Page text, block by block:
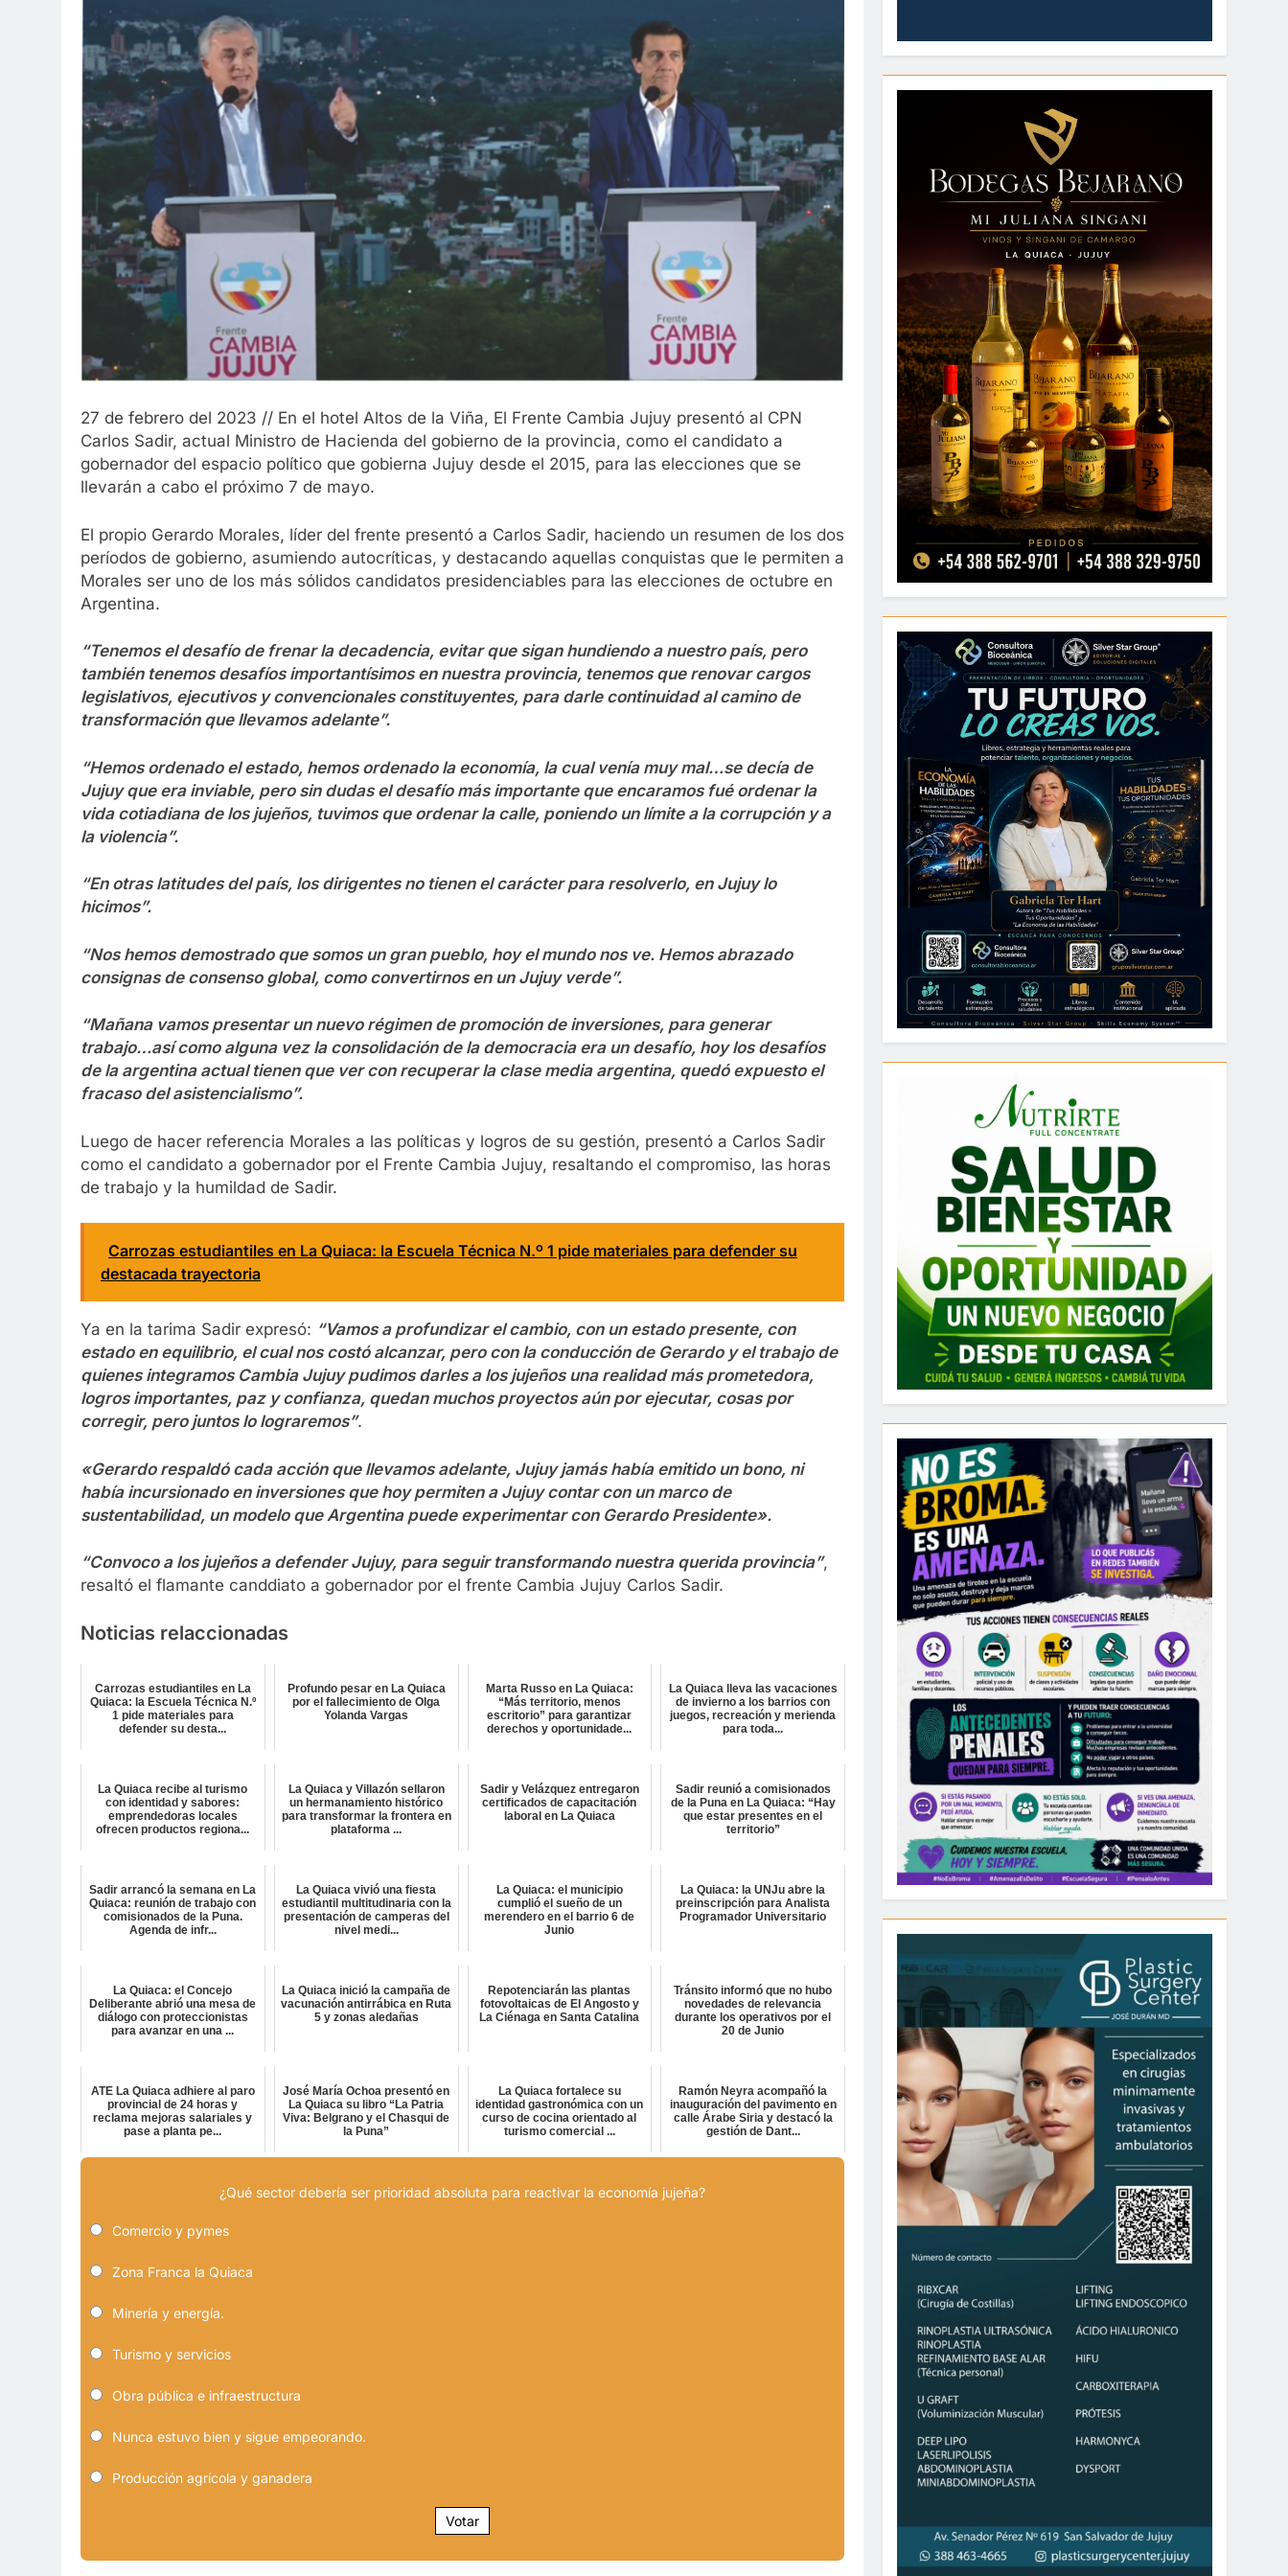
27 de febrero del 2023 // En el hotel Altos de la Viña, El Frente Cambia Jujuy presentó al CPN
Carlos Sadir, actual Ministro de Hacienda del gobierno de la provincia, como el candidato a
gobernador del espacio político que gobierna Jujuy desde el 2015, para las elecciones que se
llevarán a cabo el próximo 7 de mayo.
El propio Gerardo Morales, líder del frente presentó a Carlos Sadir, haciendo un resumen de los dos
períodos de gobierno, asumiendo autocríticas, y destacando aquellas conquistas que le permiten a
Morales ser uno de los más sólidos candidatos presidenciables para las elecciones de octubre en
Argentina.
“Tenemos el desafío de frenar la decadencia, evitar que sigan hundiendo a nuestro país, pero
también tenemos desafíos importantísimos en nuestra provincia, tenemos que renovar cargos
legislativos, ejecutivos y convencionales constituyentes, para darle continuidad al camino de
transformación que llevamos adelante”.
“Hemos ordenado el estado, hemos ordenado la economía, la cual venía muy mal…se decía de
Jujuy que era inviable, pero sin dudas el desafío más importante que encaramos fué ordenar la
vida cotiadiana de los jujeños, tuvimos que ordenar la calle, poniendo un límite a la corrupción y a
la violencia”.
“En otras latitudes del país, los dirigentes no tienen el carácter para resolverlo, en Jujuy lo
hicimos”.
“Nos hemos demostrado que somos un gran pueblo, hoy el mundo nos ve. Hemos abrazado
consignas de consenso global, como convertirnos en un Jujuy verde”.
“Mañana vamos presentar un nuevo régimen de promoción de inversiones, para generar
trabajo…así como alguna vez la consolidación de la democracia era un desafío, hoy los desafíos
de la argentina actual tienen que ver con recuperar la clase media argentina, quedó expuesto el
fracaso del asistencialismo”.
Luego de hacer referencia Morales a las políticas y logros de su gestión, presentó a Carlos Sadir
como el candidato a gobernador por el Frente Cambia Jujuy, resaltando el compromiso, las horas
de trabajo y la humildad de Sadir.
Carrozas estudiantiles en La Quiaca: la Escuela Técnica N.º 1 pide materiales para defender su
destacada trayectoria
Ya en la tarima Sadir expresó: “Vamos a profundizar el cambio, con un estado presente, con
estado en equilibrio, el cual nos costó alcanzar, pero con la conducción de Gerardo y el trabajo de
quienes integramos Cambia Jujuy pudimos darles a los jujeños una realidad más prometedora,
logros importantes, paz y confianza, quedan muchos proyectos aún por ejecutar, cosas por
corregir, pero juntos lo lograremos”.
«Gerardo respaldó cada acción que llevamos adelante, Jujuy jamás había emitido un bono, ni
había incursionado en inversiones que hoy permiten a Jujuy contar con un marco de
sustentabilidad, un modelo que Argentina puede experimentar con Gerardo Presidente».
“Convoco a los jujeños a defender Jujuy, para seguir transformando nuestra querida provincia”,
resaltó el flamante canddiato a gobernador por el frente Cambia Jujuy Carlos Sadir.
Noticias relaccionadas
Carrozas estudiantiles en La
Quiaca: la Escuela Técnica N.º
1 pide materiales para
defender su desta...
Profundo pesar en La Quiaca
por el fallecimiento de Olga
Yolanda Vargas
Marta Russo en La Quiaca:
“Más territorio, menos
escritorio” para garantizar
derechos y oportunidade...
La Quiaca lleva las vacaciones
de invierno a los barrios con
juegos, recreación y merienda
para toda...
La Quiaca recibe al turismo
con identidad y sabores:
emprendedoras locales
ofrecen productos regiona...
La Quiaca y Villazón sellaron
un hermanamiento histórico
para transformar la frontera en
plataforma ...
Sadir y Velázquez entregaron
certificados de capacitación
laboral en La Quiaca
Sadir reunió a comisionados
de la Puna en La Quiaca: “Hay
que estar presentes en el
territorio”
Sadir arrancó la semana en La
Quiaca: reunión de trabajo con
comisionados de la Puna.
Agenda de infr...
La Quiaca vivió una fiesta
estudiantil multitudinaria con la
presentación de camperas del
nivel medi...
La Quiaca: el municipio
cumplió el sueño de un
merendero en el barrio 6 de
Junio
La Quiaca: la UNJu abre la
preinscripción para Analista
Programador Universitario
La Quiaca: el Concejo
Deliberante abrió una mesa de
diálogo con proteccionistas
para avanzar en una ...
La Quiaca inició la campaña de
vacunación antirrábica en Ruta
5 y zonas aledañas
Repotenciarán las plantas
fotovoltaicas de El Angosto y
La Ciénaga en Santa Catalina
Tránsito informó que no hubo
novedades de relevancia
durante los operativos por el
20 de Junio
ATE La Quiaca adhiere al paro
provincial de 24 horas y
reclama mejoras salariales y
pase a planta pe...
José María Ochoa presentó en
La Quiaca su libro “La Patria
Viva: Belgrano y el Chasqui de
la Puna”
La Quiaca fortalece su
identidad gastronómica con un
curso de cocina orientado al
turismo comercial ...
Ramón Neyra acompañó la
inauguración del pavimento en
calle Árabe Siria y destacó la
gestión de Dant...
¿Qué sector debería ser prioridad absoluta para reactivar la economía jujeña?
Comercio y pymes
Zona Franca la Quiaca
Minería y energía.
Turismo y servicios
Obra pública e infraestructura
Nunca estuvo bien y sigue empeorando.
Producción agrícola y ganadera
Votar